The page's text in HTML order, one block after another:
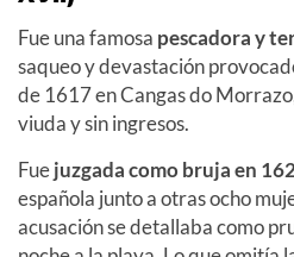
Fue una famosa pescadora y
saqueo y devastación
de 1617 en Cangas do
viuda y sin ingresos.
Fuejuzgada como bruja en
española junto a otras ocho
acusación se detallaba como